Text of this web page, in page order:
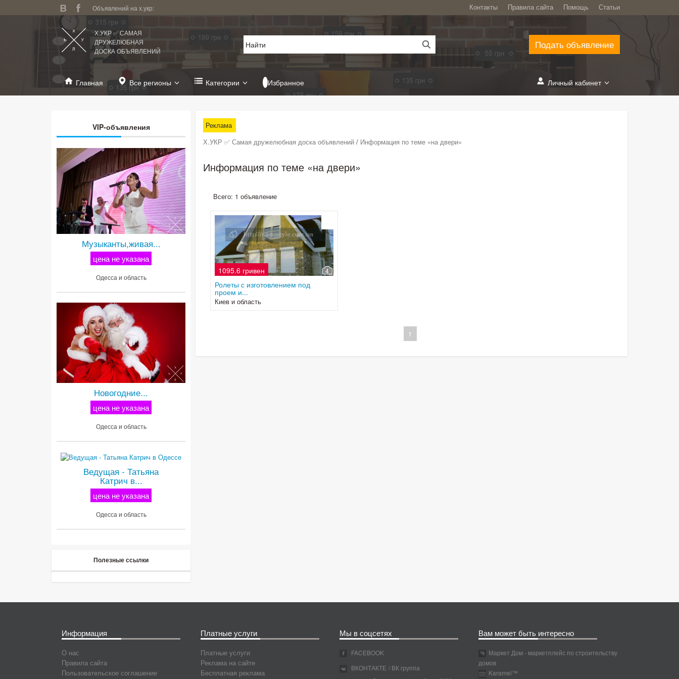
Объявлений на х.укр: Контакты Правила сайта Помощь Статьи
Х.УКР ✅ САМАЯ
ДРУЖЕЛЮБНАЯ
ДОСКА ОБЪЯВЛЕНИЙ
Подать объявление
Главная Все регионы Категории Избранное Личный кабинет
Реклама
Х.УКР ✅ Самая дружелюбная доска объявлений / Информация по теме «на двери»
Информация по теме «на двери»
Всего: 1 объявление
1095.6 гривен 4
Ролеты с изготовлением под
проем и...
Киев и область
1
VIP-объявления
Музыканты,живая...
цена не указана
Одесса и область
Новогодние...
цена не указана
Одесса и область
Ведущая - Татьяна
Катрич в...
цена не указана
Одесса и область
Полезные ссылки
Информация
О нас
Правила сайта
Пользовательское соглашение
Платные услуги
Платные услуги
Реклама на сайте
Бесплатная реклама
Мы в соцсетях
FACEBOOK
ВКОНТАКТЕ / ВК группа
Вам может быть интересно
Маркет Дом - маркетплейс по строительству
домов
Karamel™